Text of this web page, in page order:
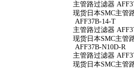
主管路过滤器
现货日本SMC主管
AFF37B-14-T
主管路过滤器
现货日本SMC主管
AFF37B-N10D-R
主管路过滤器
现货日本SMC主管